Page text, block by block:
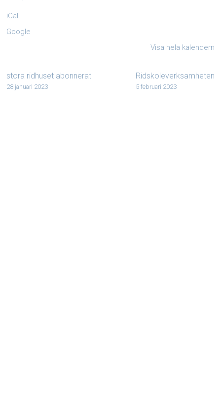
iCal
Google
Visa hela kalendern
stora ridhuset abonnerat
28 januari 2023
Ridskoleverksamheten
5 februari 2023